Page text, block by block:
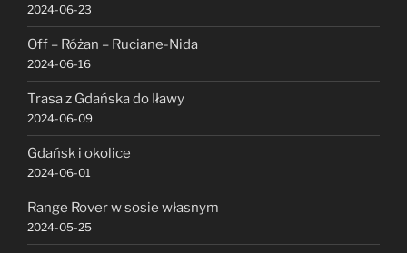
2024-06-23
Off – Różan – Ruciane-Nida
2024-06-16
Trasa z Gdańska do Iławy
2024-06-09
Gdańsk i okolice
2024-06-01
Range Rover w sosie własnym
2024-05-25